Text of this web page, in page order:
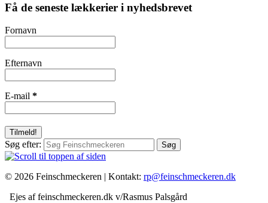
Få de seneste lækkerier i nyhedsbrevet
Fornavn
Efternavn
E-mail *
Søg efter:
© 2026 Feinschmeckeren | Kontakt: rp@feinschmeckeren.dk
Ejes af feinschmeckeren.dk v/Rasmus Palsgård